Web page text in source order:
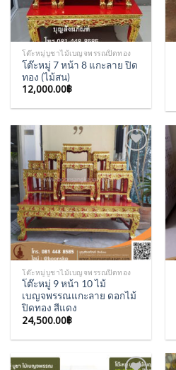
โต๊ะหมู่บูชาไม้เบญจพรรณปิดทอง
โต๊ะหมู่ 7 หน้า 8 แกะลาย ปิด
ทอง (ไม้สน)
12,000.00฿
Add to
Wishlist
โต๊ะหมู่บูชาไม้เบญจพรรณปิดทอง
โต๊ะหมู่ 9 หน้า 10 ไม้
เบญจพรรณแกะลาย ดอกไม้
ปิดทอง สีแดง
24,500.00฿